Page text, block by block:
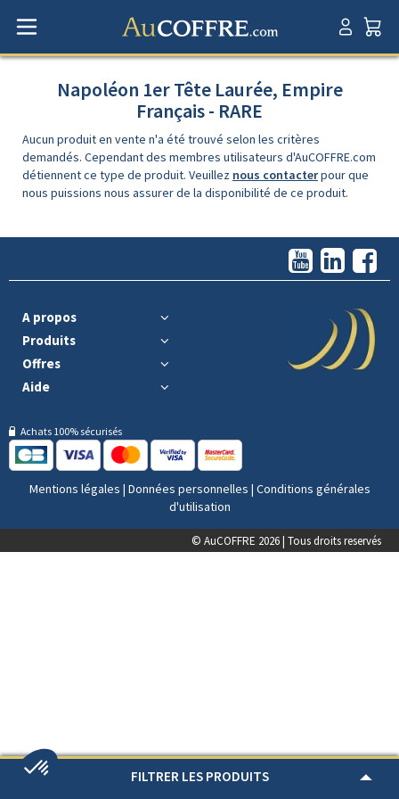
FILTRER LES PRODUITS
Napoléon 1er Tête Laurée, Empire
Français - RARE
Aucun produit en vente n'a été trouvé selon les critères
demandés. Cependant des membres utilisateurs d'AuCOFFRE.com
détiennent ce type de produit. Veuillez nous contacterpour que
nous puissions nous assurer de la disponibilité de ce produit.
A propos
Produits
Offres
Aide
Achats 100% sécurisés
Mentions légales | Données personnelles | Conditions générales
d'utilisation
© AuCOFFRE 2026 | Tous droits reservés